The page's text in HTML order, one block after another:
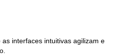
interfaces intuitivas agilizam e